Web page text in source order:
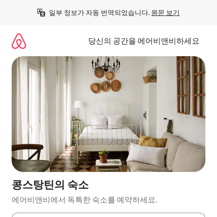
일부 정보가 자동 번역되었습니다. 원문 보기
당신의 공간을 에어비앤비하세요
콩스탕틴의 숙소
에어비앤비에서 독특한 숙소를 예약하세요.